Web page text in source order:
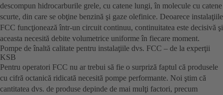
descompun hidrocarburile grele, cu catene lungi, în molecule cu catene
scurte, din care se obţine benzină şi gaze olefinice. Deoarece instalaţiile
FCC funcţionează într-un circuit continuu, continuitatea este decisivă şi
aceasta necesită debite volumetrice uniforme în fiecare moment.
Pompe de înaltă calitate pentru instalaţiile dvs. FCC – de la experţii
KSB
Pentru operatori FCC nu ar trebui să fie o surpriză faptul că produsele
cu cifră octanică ridicată necesită pompe performante. Noi ştim că
cantitatea dvs. de produse depinde de mai mulţi factori, precum